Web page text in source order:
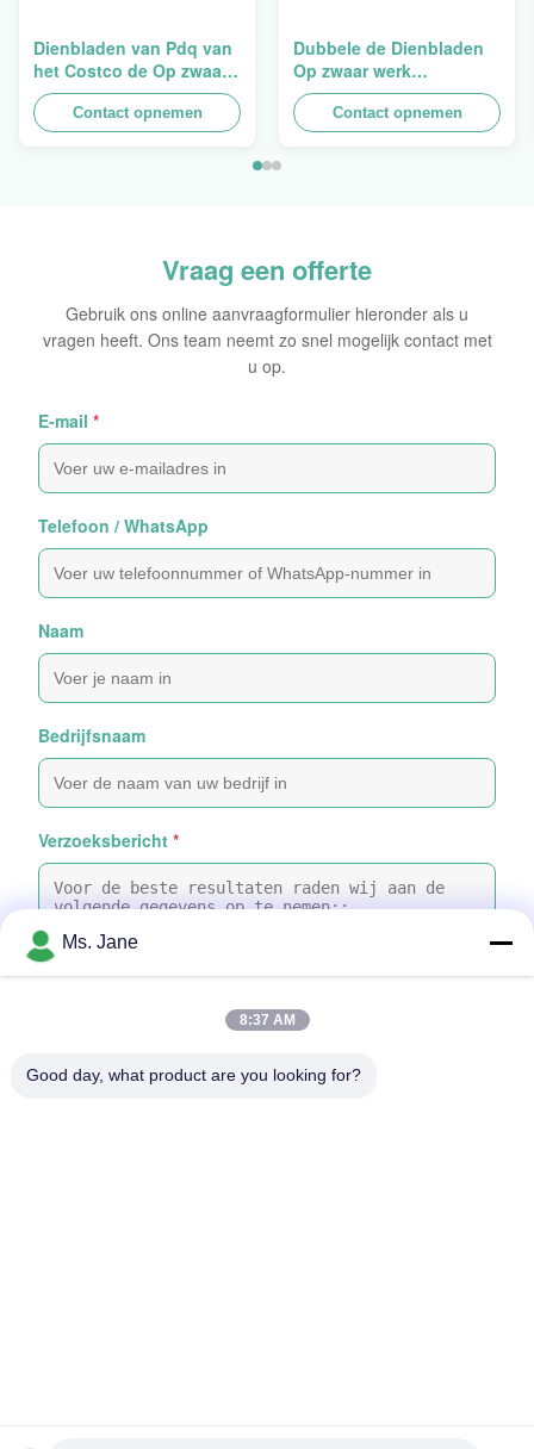
Dienbladen van Pdq van
het Costco de Op zwaar
werk berekende
Stapelbare Ontwerp aan
het Verkopen van
Contact opnemen
Dubbele de Dienbladen
Op zwaar werk
berekende
Opeenstapeling van het
Muurkarton PDQ voor het
Contact opnemen
Vraag een offerte
Gebruik ons online aanvraagformulier hieronder als u
vragen heeft. Ons team neemt zo snel mogelijk contact met
u op.
E-mail *
Telefoon / WhatsApp
Naam
Bedrijfsnaam
Verzoeksbericht *
Selecteer bestanden
Ms. Jane
8:37 AM
Good day, what product are you looking for?